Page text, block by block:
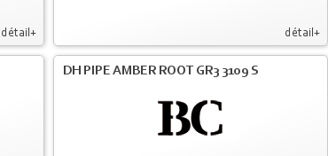
détail+ détail+
DH PIPE AMBER ROOT GR3 3109 S